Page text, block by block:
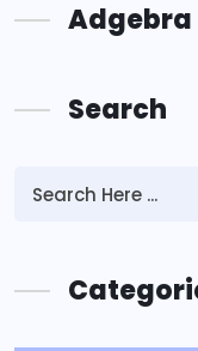
Adgebra
Search